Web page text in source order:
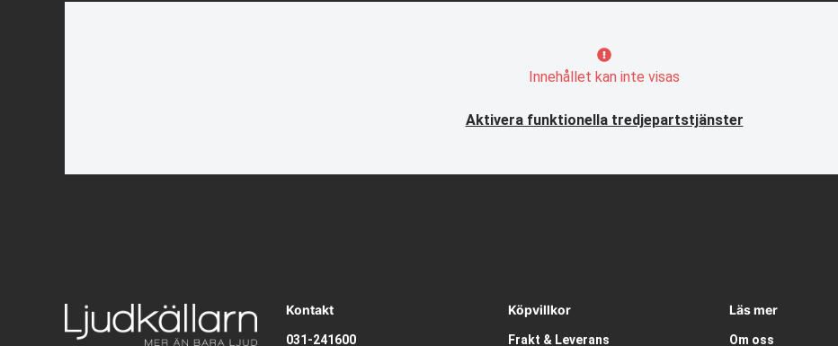
Innehållet kan inte visas
Aktivera funktionella tredjepartstjänster
Kontakt
031-241600
Köpvillkor
Frakt & Leverans
Läs mer
Om oss